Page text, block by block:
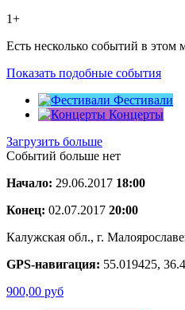
1+
Есть несколько событий в этом
Показать подобные события
Фестивали
Концерты
Загрузить больше
Событий больше нет
Начало: 29.06.2017 18:00
Конец: 02.07.2017 20:00
Калужская обл., г.
GPS-навигация: 55.019425,
900,00 руб